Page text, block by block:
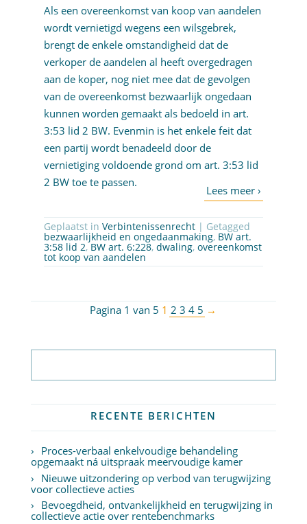
Als een overeenkomst van koop van aandelen
wordt vernietigd wegens een wilsgebrek,
brengt de enkele omstandigheid dat de
verkoper de aandelen al heeft overgedragen
aan de koper, nog niet mee dat de gevolgen
van de overeenkomst bezwaarlijk ongedaan
kunnen worden gemaakt als bedoeld in art.
3:53 lid 2 BW. Evenmin is het enkele feit dat
een partij wordt benadeeld door de
vernietiging voldoende grond om art. 3:53 lid
2 BW toe te passen.
Geplaatst in Verbintenissenrecht | Getagged
bezwaarlijkheid en ongedaanmaking, BW art.
3:58 lid 2, BW art. 6:228, dwaling, overeenkomst
tot koop van aandelen
Pagina 1 van 5 1 2 3 4 5 →
RECENTE BERICHTEN
Proces-verbaal enkelvoudige behandeling
opgemaakt ná uitspraak meervoudige kamer
Nieuwe uitzondering op verbod van terugwijzing
voor collectieve acties
Bevoegdheid, ontvankelijkheid en terugwijzing in
collectieve actie over rentebenchmarks